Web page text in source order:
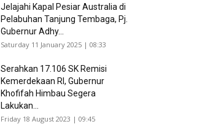
Jelajahi Kapal Pesiar Australia di
Pelabuhan Tanjung Tembaga, Pj.
Gubernur Adhy...
Saturday 11 January 2025 | 08:33
Serahkan 17.106 SK Remisi
Kemerdekaan RI, Gubernur
Khofifah Himbau Segera
Lakukan...
Friday 18 August 2023 | 09:45